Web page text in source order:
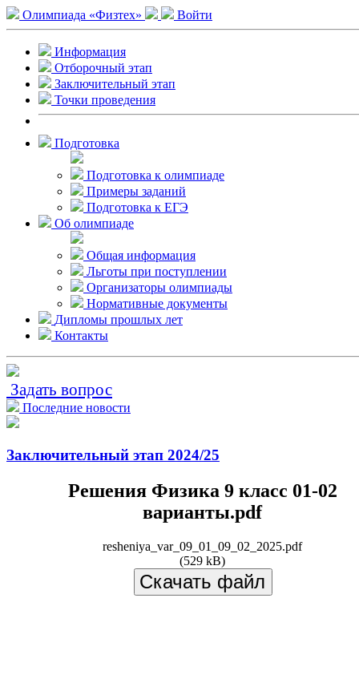
Олимпиада «Физтех» Войти
Информация
Отборочный этап
Заключительный этап
Точки проведения
Подготовка
Подготовка к олимпиаде
Примеры заданий
Подготовка к ЕГЭ
Об олимпиаде
Общая информация
Льготы при поступлении
Организаторы олимпиады
Нормативные документы
Дипломы прошлых лет
Контакты
Задать вопрос
Последние новости
Заключительный этап 2024/25
Решения Физика 9 класс 01-02
варианты.pdf
resheniya_var_09_01_09_02_2025.pdf
(529 kB)
Скачать файл